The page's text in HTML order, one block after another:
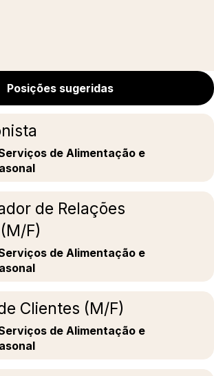
Posições sugeridas
de Alimentação e
de Relações
F)
de Alimentação e
Clientes (M/F)
de Alimentação e